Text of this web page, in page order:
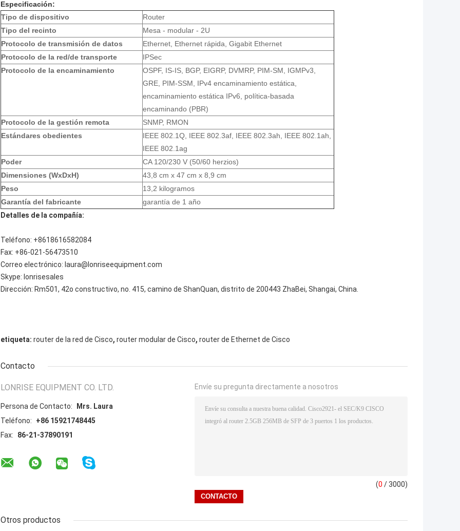
Especificación:
Tipo de dispositivo
Router
Tipo del recinto
Mesa - modular - 2U
Protocolo de transmisión de datos
Ethernet, Ethernet rápida, Gigabit Ethernet
Protocolo de la red/de transporte
IPSec
Protocolo de la encaminamiento
OSPF, IS-IS, BGP, EIGRP, DVMRP, PIM-SM, IGMPv3,
GRE, PIM-SSM, IPv4 encaminamiento estática,
encaminamiento estática IPv6, política-basada
encaminando (PBR)
Protocolo de la gestión remota
SNMP, RMON
Estándares obedientes
IEEE 802.1Q, IEEE 802.3af, IEEE 802.3ah, IEEE 802.1ah,
IEEE 802.1ag
Poder
CA 120/230 V (50/60 herzios)
Dimensiones (WxDxH)
43,8 cm x 47 cm x 8,9 cm
Peso
13,2 kilogramos
Garantía del fabricante
garantía de 1 año
Detalles de la compañía:
Teléfono: +8618616582084
Fax: +86-021-56473510
Correo electrónico: laura@lonriseequipment.com
Skype: lonrisesales
Dirección: Rm501, 42o constructivo, no. 415, camino de ShanQuan, distrito de 200443 ZhaBei, Shangai, China.
etiqueta: router de la red de Cisco, router modular de Cisco, router de Ethernet de Cisco
Contacto
LONRISE EQUIPMENT CO. LTD.
Persona de Contacto:
Mrs. Laura
Teléfono:
+86 15921748445
Fax:
86-21-37890191
Envíe su pregunta directamente a nosotros
(0 / 3000)
Otros productos